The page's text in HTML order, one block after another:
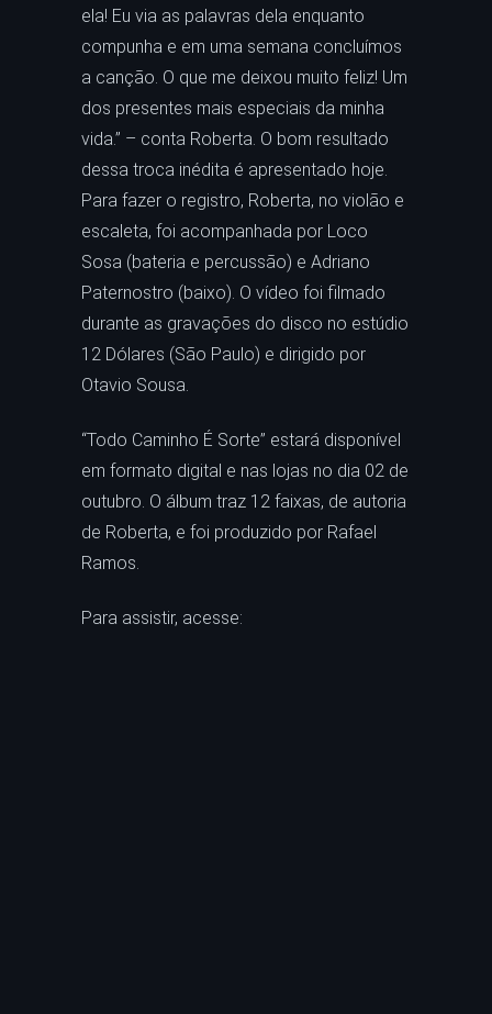
ela! Eu via as palavras dela enquanto
compunha e em uma semana concluímos
a canção. O que me deixou muito feliz! Um
dos presentes mais especiais da minha
vida.” – conta Roberta. O bom resultado
dessa troca inédita é apresentado hoje.
Para fazer o registro, Roberta, no violão e
escaleta, foi acompanhada por Loco
Sosa (bateria e percussão) e Adriano
Paternostro (baixo). O vídeo foi filmado
durante as gravações do disco no estúdio
12 Dólares (São Paulo) e dirigido por
Otavio Sousa.
“Todo Caminho É Sorte” estará disponível
em formato digital e nas lojas no dia 02 de
outubro. O álbum traz 12 faixas, de autoria
de Roberta, e foi produzido por Rafael
Ramos.
Para assistir, acesse: